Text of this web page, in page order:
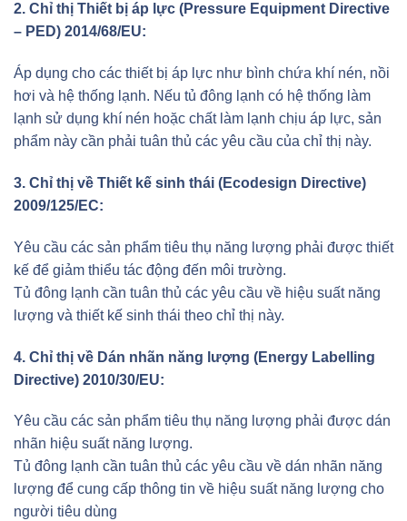
2. Chỉ thị Thiết bị áp lực (Pressure Equipment Directive
– PED) 2014/68/EU:
Áp dụng cho các thiết bị áp lực như bình chứa khí nén, nồi
hơi và hệ thống lạnh. Nếu tủ đông lạnh có hệ thống làm
lạnh sử dụng khí nén hoặc chất làm lạnh chịu áp lực, sản
phẩm này cần phải tuân thủ các yêu cầu của chỉ thị này.
3. Chỉ thị về Thiết kế sinh thái (Ecodesign Directive)
2009/125/EC:
Yêu cầu các sản phẩm tiêu thụ năng lượng phải được thiết
kế để giảm thiểu tác động đến môi trường.
Tủ đông lạnh cần tuân thủ các yêu cầu về hiệu suất năng
lượng và thiết kế sinh thái theo chỉ thị này.
4. Chỉ thị về Dán nhãn năng lượng (Energy Labelling
Directive) 2010/30/EU:
Yêu cầu các sản phẩm tiêu thụ năng lượng phải được dán
nhãn hiệu suất năng lượng.
Tủ đông lạnh cần tuân thủ các yêu cầu về dán nhãn năng
lượng để cung cấp thông tin về hiệu suất năng lượng cho
người tiêu dùng